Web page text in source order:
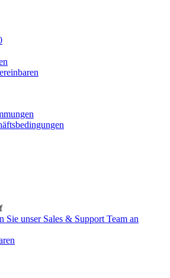
Sie unser Sales & Support Team an